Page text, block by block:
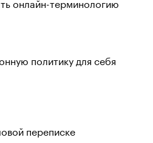
онлайн-терминологию
политику для себя
переписке